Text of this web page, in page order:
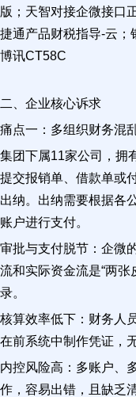
版；天智对接企微接口
捷通产品财税指导-云
博讯CT58C
二、企业核心诉求
痛点一：多组织财务混
集团下属11家公司，拥
提交报销单、借款单或
出纳。出纳需要根据各
账户进行支付。
审批与支付脱节：企微
流和实际资金流是“两
录。
核算效率低下：财务人
在前系统中制作凭证，
内控风险高：多账户、
作，容易出错，且缺乏